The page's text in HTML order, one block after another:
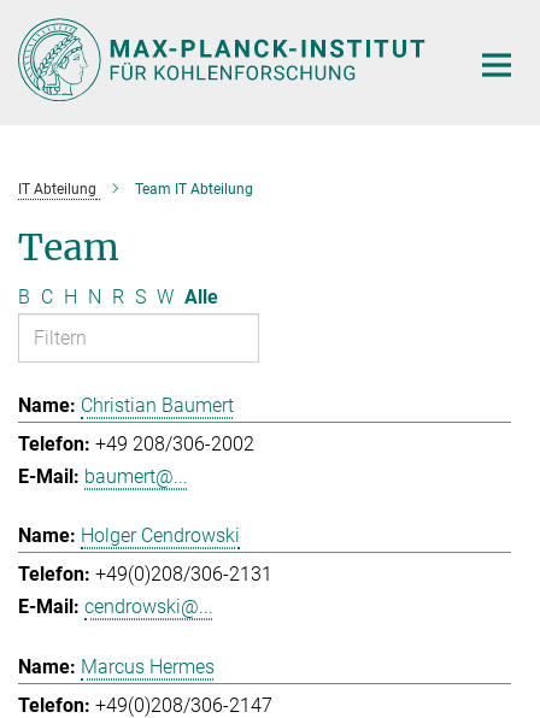
Hauptinhalt
IT Abteilung Team IT Abteilung
Team
B C H N R S W Alle
Christian Baumert
+49 208/306-2002
baumert@...
Holger Cendrowski
+49(0)208/306-2131
cendrowski@...
Marcus Hermes
+49(0)208/306-2147